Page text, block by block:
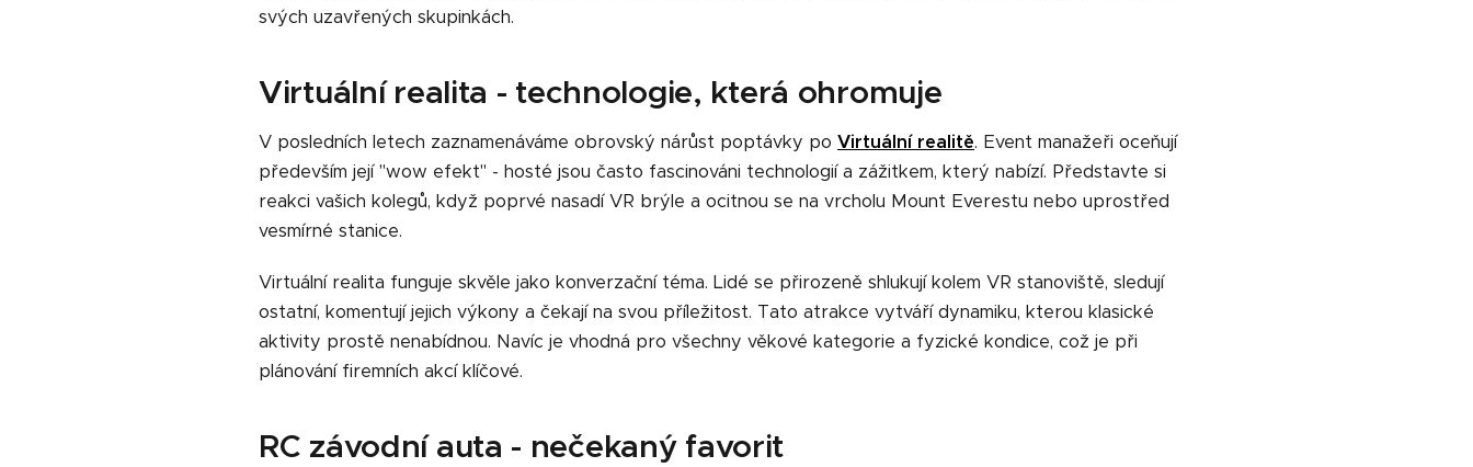
svých uzavřených skupinkách.
Virtuální realita - technologie, která ohromuje
V posledních letech zaznamenáváme obrovský nárůst poptávky po Virtuální realitě. Event manažeři oceňují
především její "wow efekt" - hosté jsou často fascinováni technologií a zážitkem, který nabízí. Představte si
reakci vašich kolegů, když poprvé nasadí VR brýle a ocitnou se na vrcholu Mount Everestu nebo uprostřed
vesmírné stanice.
Virtuální realita funguje skvěle jako konverzační téma. Lidé se přirozeně shlukují kolem VR stanoviště, sledují
ostatní, komentují jejich výkony a čekají na svou příležitost. Tato atrakce vytváří dynamiku, kterou klasické
aktivity prostě nenabídnou. Navíc je vhodná pro všechny věkové kategorie a fyzické kondice, což je při
plánování firemních akcí klíčové.
RC závodní auta - nečekaný favorit